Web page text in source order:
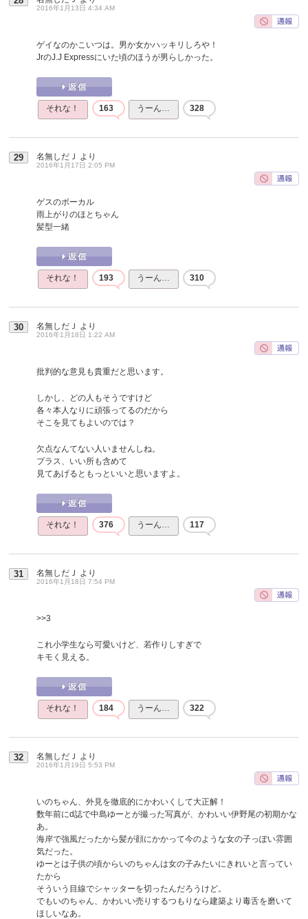
2016年1月13日 4:34 AM
ゲイなのかこいつは。男か女かハッキリしろや！
JrのJ.J Expressにいた頃のほうが男らしかった。
それな！ 163 うーん… 328
29 名無しだＪ より
2016年1月17日 2:05 PM
ゲスのボーカル
雨上がりのほとちゃん
髪型一緒
それな！ 193 うーん… 310
30 名無しだＪ より
2016年1月18日 1:22 AM
批判的な意見も貴重だと思います。
しかし、どの人もそうですけど
各々本人なりに頑張ってるのだから
そこを見てもよいのでは？
欠点なんてない人いませんしね。
プラス、いい所も含めて
見てあげるともっといいと思いますよ。
それな！ 376 うーん… 117
31 名無しだＪ より
2016年1月18日 7:54 PM
>>3
これ小学生なら可愛いけど、若作りしすぎで
キモく見える。
それな！ 184 うーん… 322
32 名無しだＪ より
2016年1月19日 5:53 PM
いのちゃん、外見を徹底的にかわいくして大正解！
数年前にd誌で中島ゆーとが撮った写真が、かわいい伊野尾の初期かな
あ。
海岸で強風だったから髪が顔にかかって今のような女の子っぽい雰囲
気だった。
ゆーとは子供の頃からいのちゃんは女の子みたいにきれいと言ってい
たから
そういう目線でシャッターを切ったんだろうけど。
でもいのちゃん、かわいい売りするつもりなら建築より毒舌を磨いて
ほしいなあ。